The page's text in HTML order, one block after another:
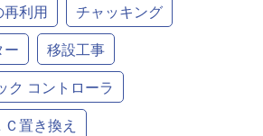
利用
チャッキング
ー
移設工事
ク コントローラ
Ｃ置き換え